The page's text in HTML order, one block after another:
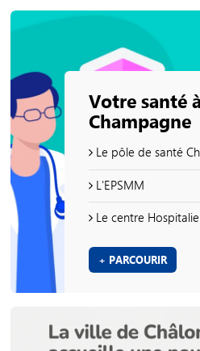
Votre santé
Champagne
Le pôle de santé
L'EPSMM
Le centre
+ PARCOURIR